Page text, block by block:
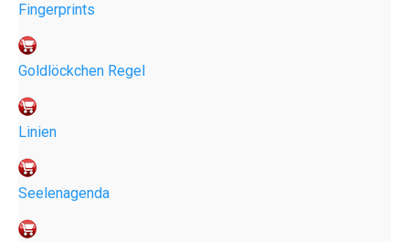
Fingerprints
Goldlöckchen Regel
Linien
Seelenagenda